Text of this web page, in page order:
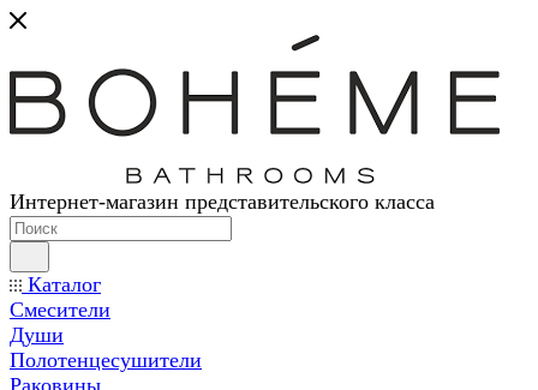
Интернет-магазин представительского класса
Каталог
Смесители
Души
Полотенцесушители
Раковины